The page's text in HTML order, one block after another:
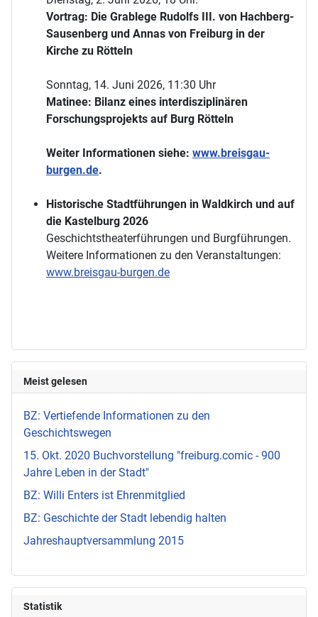
Vortrag: Die Grablege Rudolfs III. von Hachberg-
Sausenberg und Annas von Freiburg in der
Kirche zu Rötteln
Sonntag, 14. Juni 2026, 11:30 Uhr
Matinee: Bilanz eines interdisziplinären
Forschungsprojekts auf Burg Rötteln
Weiter Informationen siehe: www.breisgau-
burgen.de.
Historische Stadtführungen in Waldkirch und auf
die Kastelburg 2026
Geschichtstheaterführungen und Burgführungen.
Weitere Informationen zu den Veranstaltungen:
www.breisgau-burgen.de
Meist gelesen
BZ: Vertiefende Informationen zu den
Geschichtswegen
15. Okt. 2020 Buchvorstellung "freiburg.comic - 900
Jahre Leben in der Stadt"
BZ: Willi Enters ist Ehrenmitglied
BZ: Geschichte der Stadt lebendig halten
Jahreshauptversammlung 2015
Statistik